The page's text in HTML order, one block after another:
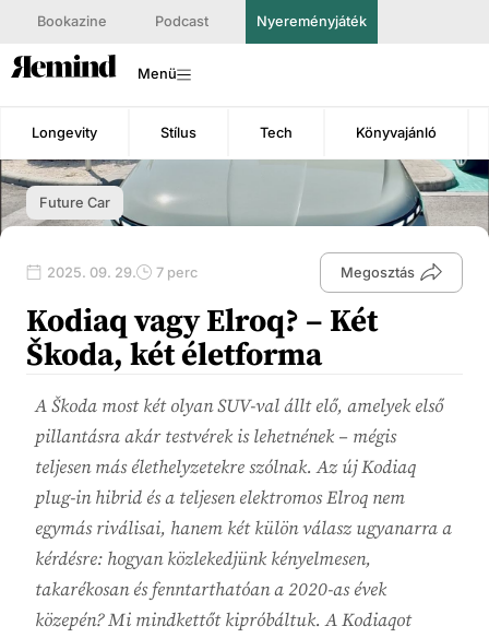
Bookazine Podcast Nyereményjáték
Menü
Longevity Stílus Tech Könyvajánló
Future Car
2025. 09. 29. 7 perc Megosztás
Kodiaq vagy Elroq? – Két
Škoda, két életforma
A Škoda most két olyan SUV-val állt elő, amelyek első
pillantásra akár testvérek is lehetnének – mégis
teljesen más élethelyzetekre szólnak. Az új Kodiaq
plug-in hibrid és a teljesen elektromos Elroq nem
egymás riválisai, hanem két külön válasz ugyanarra a
kérdésre: hogyan közlekedjünk kényelmesen,
takarékosan és fenntarthatóan a 2020-as évek
közepén? Mi mindkettőt kipróbáltuk. A Kodiaqot